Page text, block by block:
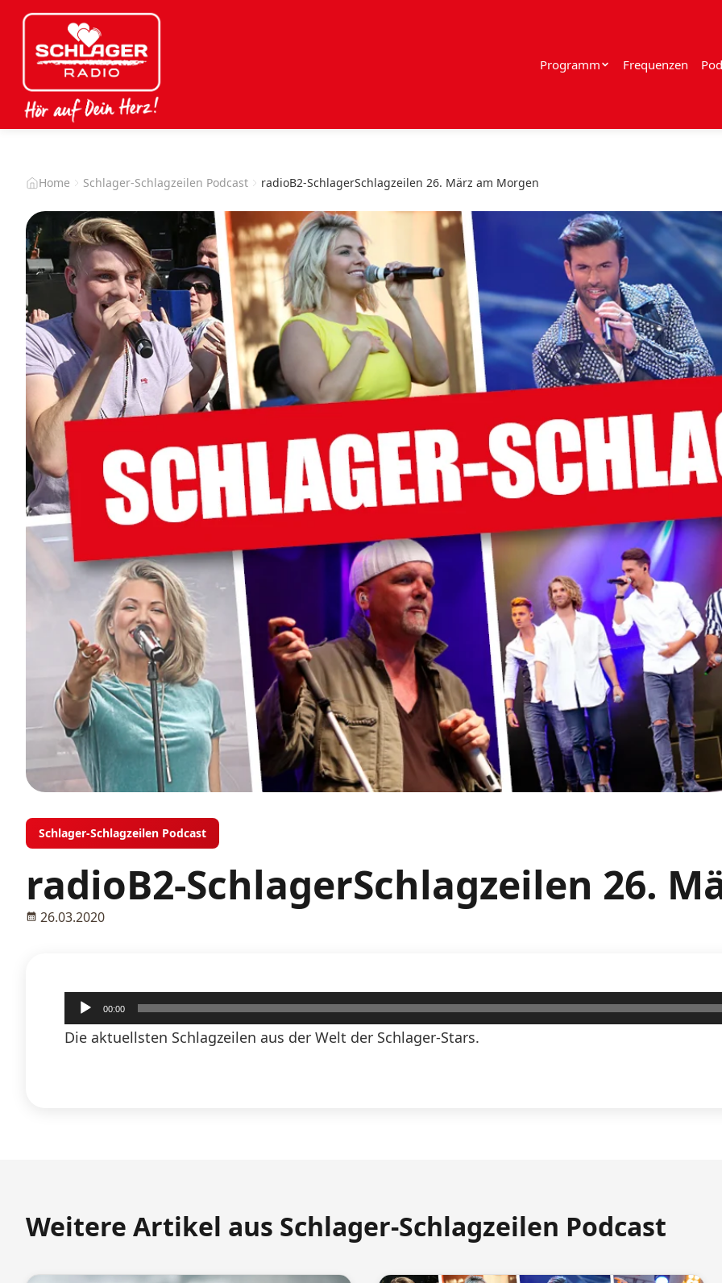
Programm Frequenzen
Home Schlager-Schlagzeilen Podcast radioB2-SchlagerSchlagzeilen 26. März am Morgen
Schlager-Schlagzeilen Podcast
radioB2-SchlagerSchlagzeilen 26.
26.03.2020
Audio-
Player
00:00
Die aktuellsten Schlagzeilen aus der Welt der Schlager-Stars.
Weitere Artikel aus Schlager-Schlagzeilen Podcast